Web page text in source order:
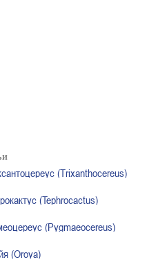
(Trixanthocereus)
(Tephrocactus)
(Pygmaeocereus)
(Oroya)